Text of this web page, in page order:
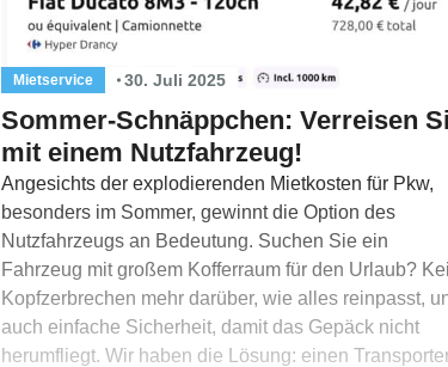
Mietservice 30. Juli 2025
Sommer-Schnäppchen: Verreisen
mit einem Nutzfahrzeug!
Angesichts der explodierenden Mietkosten für Pkw,
besonders im Sommer, gewinnt die Option des
Nutzfahrzeugs an Bedeutung. Suchen Sie ein
Fahrzeug mit großem Kofferraum für den Urlaub?
Kopfzerbrechen mehr darüber, wie alles reinpasst,
auch einfache Sicherheit, damit das Gepäck nicht
herumfliegt. Wir haben die Lösung: einen